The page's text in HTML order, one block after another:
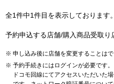
全1件中1件目を表示しております
予約申込する店舗/購入商品受取り
申し込み後に店舗を変更することはで
予約手続きにはログインが必要です。
ドコモ回線にてアクセスいただいた